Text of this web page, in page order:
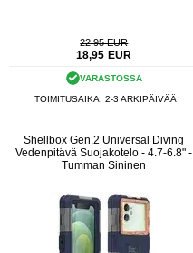
22,95 EUR
18,95 EUR
VARASTOSSA
TOIMITUSAIKA: 2-3 ARKIPÄIVÄÄ
Shellbox Gen.2 Universal Diving
Vedenpitävä Suojakotelo - 4.7-6.8" -
Tumman Sininen